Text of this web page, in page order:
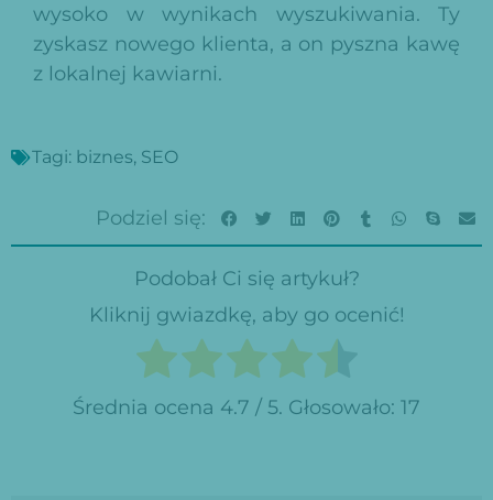
wysoko w wynikach wyszukiwania. Ty
zyskasz nowego klienta, a on pyszna kawę
z lokalnej kawiarni.
Tagi: biznes, SEO
Podziel się:
Podobał Ci się artykuł?
Kliknij gwiazdkę, aby go ocenić!
Średnia ocena 4.7 / 5. Głosowało: 17